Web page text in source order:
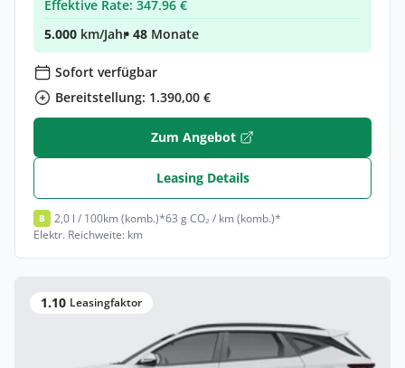
Effektive Rate: 347.96 €
5.000 km/Jahr• 48 Monate
Sofort verfügbar
Bereitstellung: 1.390,00 €
Zum Angebot
Leasing Details
B 2,0 l / 100km (komb.)*63 g CO₂ / km (komb.)*
Elektr. Reichweite: km
1.10 Leasingfaktor